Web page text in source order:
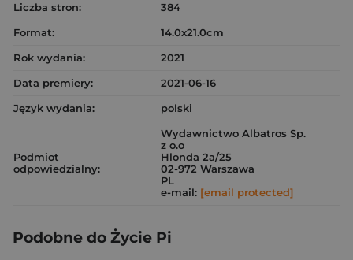
Liczba stron:
384
Format:
14.0x21.0cm
Rok wydania:
2021
Data premiery:
2021-06-16
Język wydania:
polski
Podmiot
odpowiedzialny:
Wydawnictwo Albatros Sp.
z o.o
Hlonda 2a/25
02-972 Warszawa
PL
e-mail: [email protected]
Podobne do Życie Pi